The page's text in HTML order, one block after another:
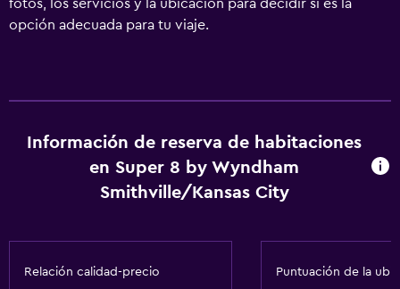
fotos, los servicios y la ubicación para decidir si es la
opción adecuada para tu viaje.
Información de reserva de habitaciones
en Super 8 by Wyndham
Smithville/Kansas City
Relación calidad-precio Puntuación de la